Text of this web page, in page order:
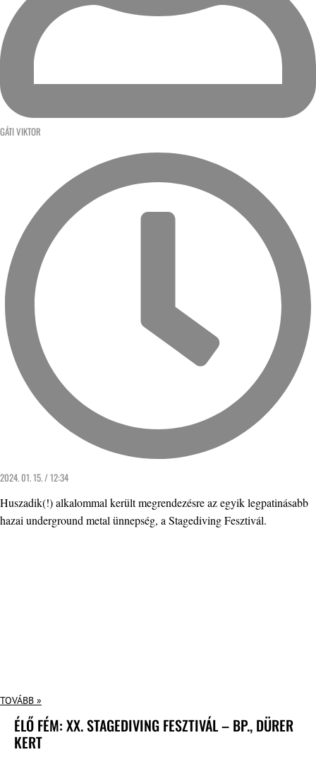
GÁTI VIKTOR
2024. 01. 15. / 12:34
Huszadik(!) alkalommal került megrendezésre az egyik legpatinásabb
hazai underground metal ünnepség, a Stagediving Fesztivál.
TOVÁBB »
ÉLŐ FÉM: XX. STAGEDIVING FESZTIVÁL – BP., DÜRER
KERT